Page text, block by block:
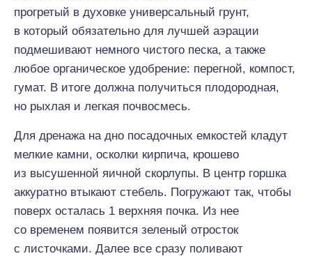
прогретый в духовке универсальный грунт,
в который обязательно для лучшей аэрации
подмешивают немного чистого песка, а также
любое органическое удобрение: перегной, компост,
гумат. В итоге должна получиться плодородная,
но рыхлая и легкая почвосмесь.
Для дренажа на дно посадочных емкостей кладут
мелкие камни, осколки кирпича, крошево
из высушенной яичной скорлупы. В центр горшка
аккуратно втыкают стебель. Погружают так, чтобы
поверх осталась 1 верхняя почка. Из нее
со временем появится зеленый отросток
с листочками. Далее все сразу поливают